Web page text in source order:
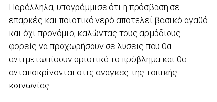
Παράλληλα, υπογράμμισε ότι η πρόσβαση σε
επαρκές και ποιοτικό νερό αποτελεί βασικό αγαθό
και όχι προνόμιο, καλώντας τους αρμόδιους
φορείς να προχωρήσουν σε λύσεις που θα
αντιμετωπίσουν οριστικά το πρόβλημα και θα
ανταποκρίνονται στις ανάγκες της τοπικής
κοινωνίας.